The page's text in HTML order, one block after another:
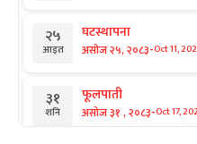
२५
आइत
घटस्थापना
असोज २५, २०८३-Oct 11,
३१
शनि
फूलपाती
असोज ३१ , २०८३-Oct 17,